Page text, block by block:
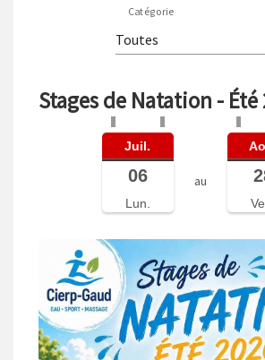
Catégorie
Stages de Natation - Été
Juil.
06
Lun.
au